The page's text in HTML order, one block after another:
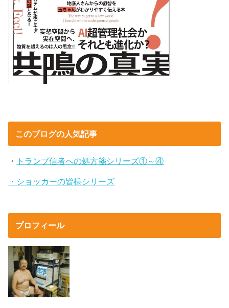
このブログの人気記事
・ トランプ信者への処方箋シリーズ①～④
・ショッカーの皆様シリーズ
プロフィール